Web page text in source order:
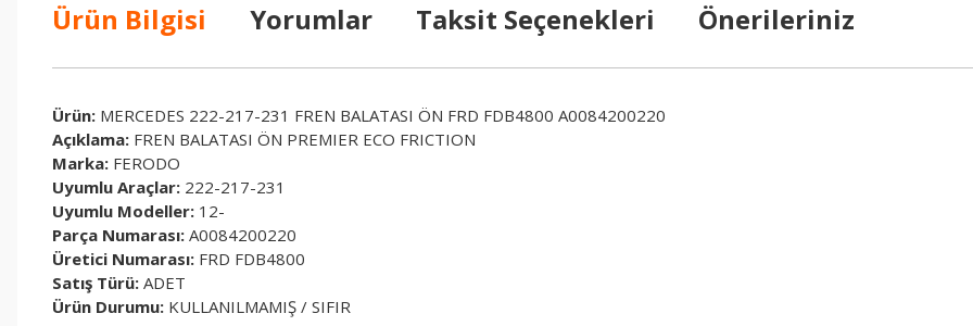
Ürün Bilgisi Yorumlar Taksit Seçenekleri Önerileriniz
Ürün: MERCEDES 222-217-231 FREN BALATASI ÖN FRD FDB4800 A0084200220
Açıklama: FREN BALATASI ÖN PREMIER ECO FRICTION
Marka: FERODO
Uyumlu Araçlar: 222-217-231
Uyumlu Modeller: 12-
Parça Numarası: A0084200220
Üretici Numarası: FRD FDB4800
Satış Türü: ADET
Ürün Durumu: KULLANILMAMIŞ / SIFIR